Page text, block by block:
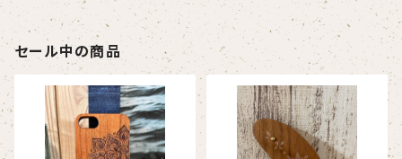
セール中の商品